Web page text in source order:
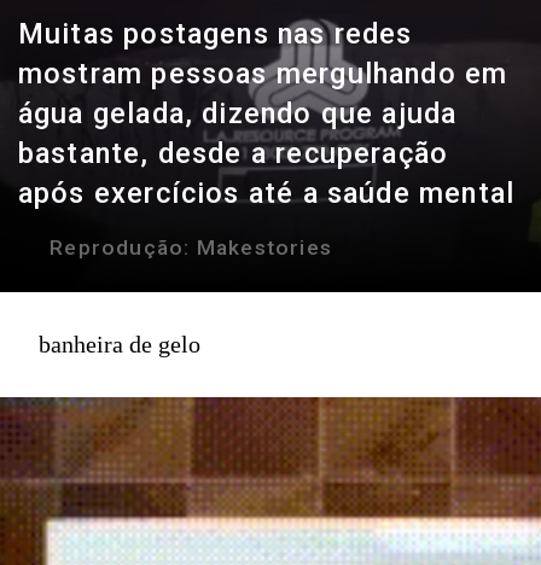
Muitas postagens nas redes
mostram pessoas mergulhando em
água gelada, dizendo que ajuda
bastante, desde a recuperação
após exercícios até a saúde mental
Reprodução: Makestories
banheira de gelo